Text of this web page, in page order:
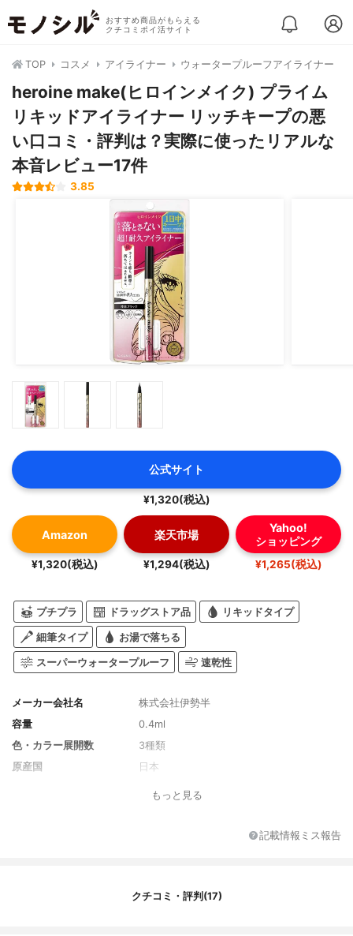
おすすめ商品がもらえる
クチコミポイ活サイト
TOP コスメ アイライナー ウォータープルーフアイライナー
heroine make(ヒロインメイク) プライム
リキッドアイライナー リッチキープの悪
い口コミ・評判は？実際に使ったリアルな
本音レビュー17件
3.85
公式サイト
¥1,320(税込)
Amazon
¥1,320(税込)
楽天市場
¥1,294(税込)
Yahoo!
ショッピング
¥1,265(税込)
プチプラ ドラッグストア品 リキッドタイプ
細筆タイプ お湯で落ちる
スーパーウォータープルーフ 速乾性
メーカー会社名
株式会社伊勢半
容量
0.4ml
色・カラー展開数
3種類
原産国
日本
もっと見る
記載情報ミス報告
クチコミ・評判(17)